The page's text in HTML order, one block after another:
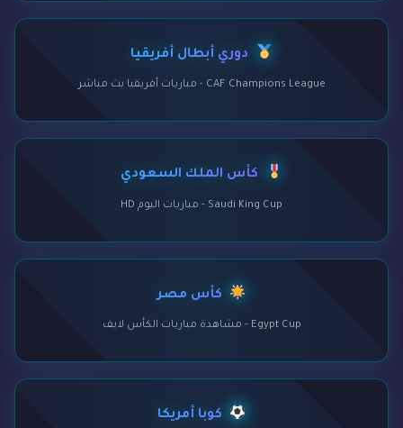
دوري أبطال أفريقيا
CAF Champions League - مباريات أفريقيا بث مباشر
كأس الملك السعودي
Saudi King Cup - مباريات اليوم HD
كأس مصر
Egypt Cup - مشاهدة مباريات الكأس لايف
كوبا أمريكا